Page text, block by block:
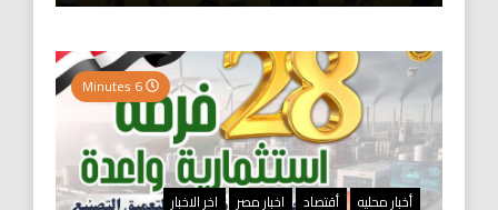
أخبار محليه أقتصاد اخبار مصر
اخر الاخبار